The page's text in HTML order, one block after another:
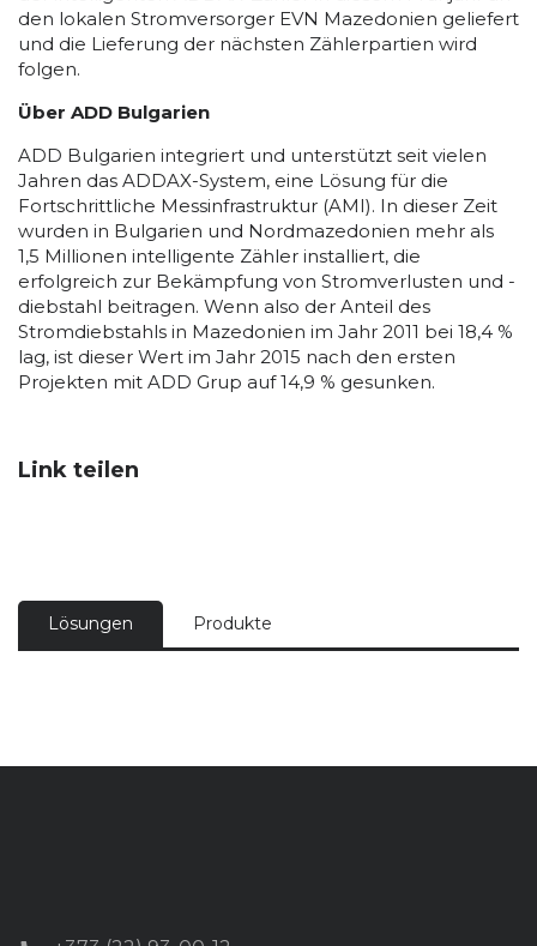
den lokalen Stromversorger EVN Mazedonien geliefert
und die Lieferung der nächsten Zählerpartien wird
folgen.
Über ADD Bulgarien
ADD Bulgarien integriert und unterstützt seit vielen
Jahren das ADDAX-System, eine Lösung für die
Fortschrittliche Messinfrastruktur (AMI). In dieser Zeit
wurden in Bulgarien und Nordmazedonien mehr als
1,5 Millionen intelligente Zähler installiert, die
erfolgreich zur Bekämpfung von Stromverlusten und -
diebstahl beitragen. Wenn also der Anteil des
Stromdiebstahls in Mazedonien im Jahr 2011 bei 18,4 %
lag, ist dieser Wert im Jahr 2015 nach den ersten
Projekten mit ADD Grup auf 14,9 % gesunken.
Link teilen
Lösungen Produkte